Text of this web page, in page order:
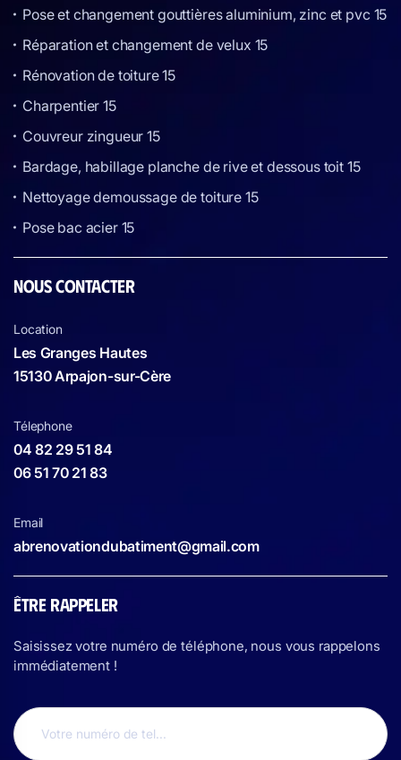
Pose et changement gouttières aluminium, zinc et pvc 15
Réparation et changement de velux 15
Rénovation de toiture 15
Charpentier 15
Couvreur zingueur 15
Bardage, habillage planche de rive et dessous toit 15
Nettoyage demoussage de toiture 15
Pose bac acier 15
NOUS CONTACTER
Location
Les Granges Hautes
15130 Arpajon-sur-Cère
Télephone
04 82 29 51 84
06 51 70 21 83
Email
abrenovationdubatiment@gmail.com
ÊTRE RAPPELER
Saisissez votre numéro de téléphone, nous vous rappelons
immédiatement !